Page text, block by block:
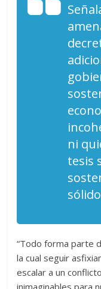
ni
tesis
“Todo forma parte
la cual seguir
escalar a un
inimaginables para